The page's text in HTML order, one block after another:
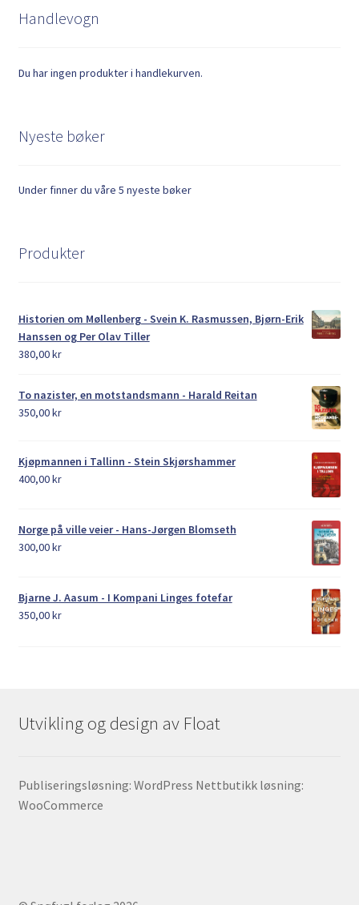
Handlevogn
Du har ingen produkter i handlekurven.
Nyeste bøker
Under finner du våre 5 nyeste bøker
Produkter
Historien om Møllenberg - Svein K. Rasmussen, Bjørn-Erik
Hanssen og Per Olav Tiller
380,00kr
To nazister, en motstandsmann - Harald Reitan
350,00kr
Kjøpmannen i Tallinn - Stein Skjørshammer
400,00kr
Norge på ville veier - Hans-Jørgen Blomseth
300,00kr
Bjarne J. Aasum - I Kompani Linges fotefar
350,00kr
Utvikling og design av Float
Publiseringsløsning: WordPress Nettbutikk løsning:
WooCommerce